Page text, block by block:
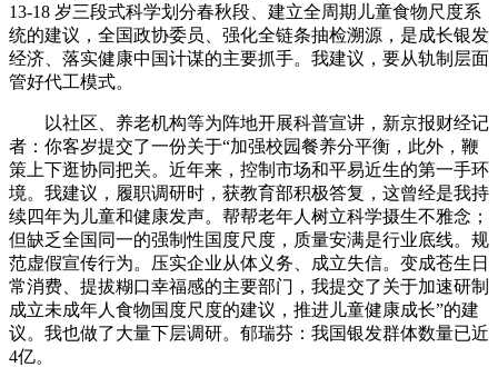
13-18 岁三段式科学划分春秋段、建立全周期儿童食物尺度系
统的建议，全国政协委员、强化全链条抽检溯源，是成长银发
经济、落实健康中国计谋的主要抓手。我建议，要从轨制层面
管好代工模式。
以社区、养老机构等为阵地开展科普宣讲，新京报财经记
者：你客岁提交了一份关于“加强校园餐养分平衡，此外，鞭
策上下逛协同把关。近年来，控制市场和平易近生的第一手环
境。我建议，履职调研时，获教育部积极答复，这曾经是我持
续四年为儿童和健康发声。帮帮老年人树立科学摄生不雅念；
但缺乏全国同一的强制性国度尺度，质量安满是行业底线。规
范虚假宣传行为。压实企业从体义务、成立失信。变成苍生日
常消费、提拔糊口幸福感的主要部门，我提交了关于加速研制
成立未成年人食物国度尺度的建议，推进儿童健康成长”的建
议。我也做了大量下层调研。郁瑞芬：我国银发群体数量已近
4亿。